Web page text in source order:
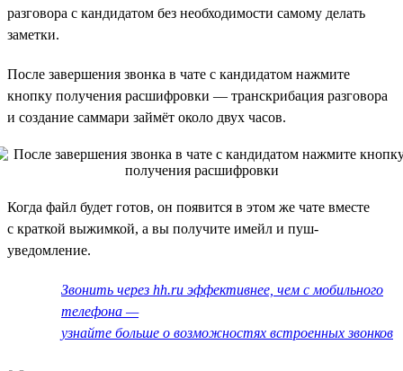
разговора с кандидатом без необходимости самому делать
заметки.
После завершения звонка в чате с кандидатом нажмите
кнопку получения расшифровки — транскрибация разговора
и создание саммари займёт около двух часов.
Когда файл будет готов, он появится в этом же чате вместе
с краткой выжимкой, а вы получите имейл и пуш-
уведомление.
Звонить через hh.ru эффективнее, чем с мобильного
телефона —
узнайте больше о возможностях встроенных звонков